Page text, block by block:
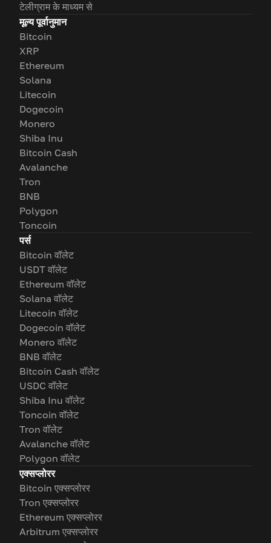
टेलीग्राम के माध्यम से
मूल्य पूर्वानुमान
Bitcoin
XRP
Ethereum
Solana
Litecoin
Dogecoin
Monero
Shiba Inu
Bitcoin Cash
Avalanche
Tron
BNB
Polygon
Toncoin
पर्स
Bitcoin वॉलेट
USDT वॉलेट
Ethereum वॉलेट
Solana वॉलेट
Litecoin वॉलेट
Dogecoin वॉलेट
Monero वॉलेट
BNB वॉलेट
Bitcoin Cash वॉलेट
USDC वॉलेट
Shiba Inu वॉलेट
Toncoin वॉलेट
Tron वॉलेट
Avalanche वॉलेट
Polygon वॉलेट
एक्सप्लोरर
Bitcoin एक्सप्लोरर
Tron एक्सप्लोरर
Ethereum एक्सप्लोरर
Arbitrum एक्सप्लोरर